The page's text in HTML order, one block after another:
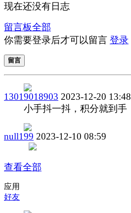
现在还没有日志
留言板全部
你需要登录后才可以留言 登录
留言
13019018903 2023-12-20 13:48
小手抖一抖，积分就到手
null199 2023-12-10 08:59
查看全部
应用
好友